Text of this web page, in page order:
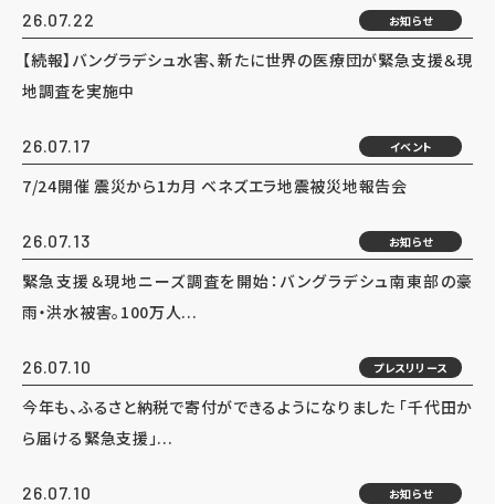
26.07.22 お知らせ
【続報】バングラデシュ水害、新たに世界の医療団が緊急支援＆現
地調査を実施中
26.07.17 イベント
7/24開催 震災から1カ月 ベネズエラ地震被災地報告会
26.07.13 お知らせ
緊急支援＆現地ニーズ調査を開始：バングラデシュ南東部の豪
雨・洪水被害。100万人...
26.07.10 プレスリリース
今年も、ふるさと納税で寄付ができるようになりました 「千代田か
ら届ける緊急支援」...
26.07.10 お知らせ